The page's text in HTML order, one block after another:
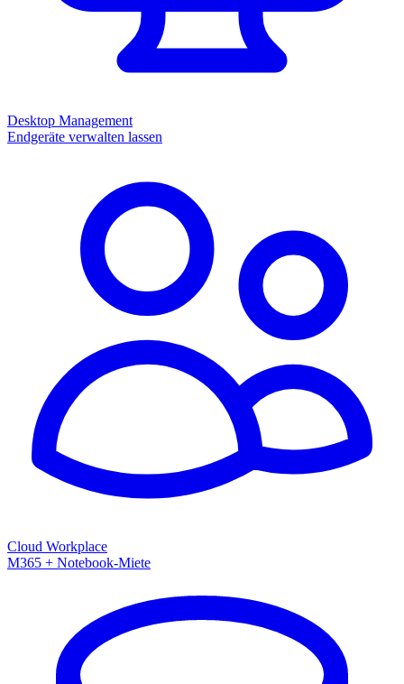
Desktop Management
Endgeräte verwalten lassen
Cloud Workplace
M365 + Notebook-Miete